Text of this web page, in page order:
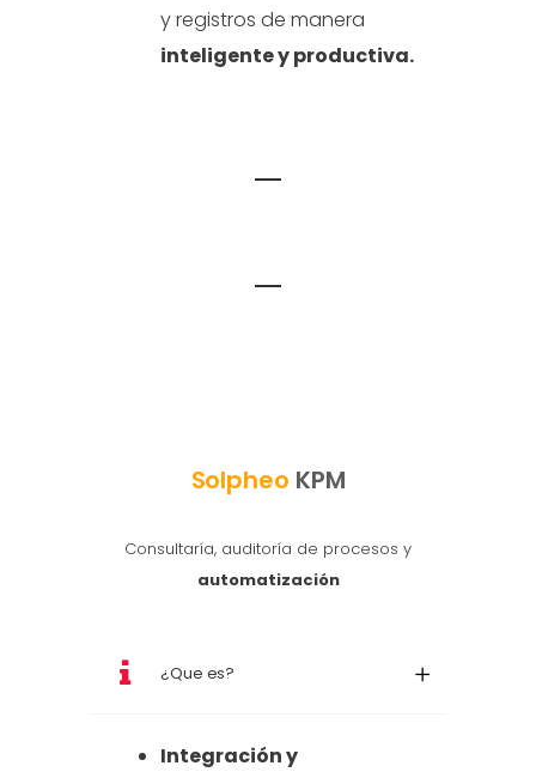
y registros de manera
inteligente y productiva.
Solpheo KPM
Consultaría, auditoría de procesos y
automatización
¿Que es?
Integración y